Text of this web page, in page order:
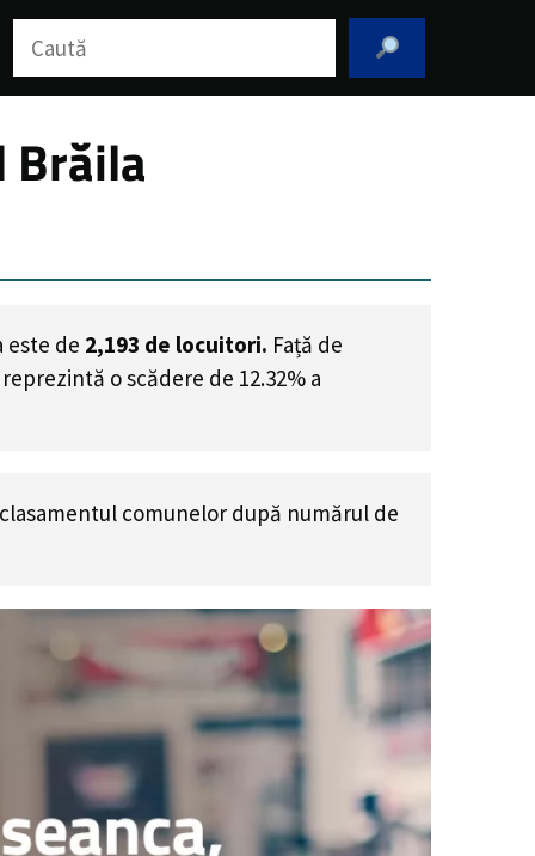
Caută
Brăila
este de 2,193 de locuitori. Față de
o scădere de 12.32% a
comunelor după numărul de